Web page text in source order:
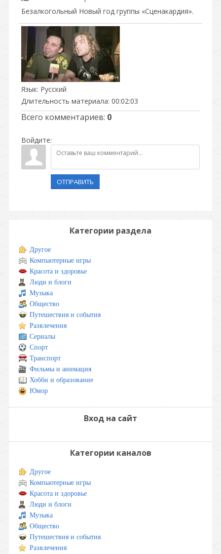
Безалкогольный Новый год группы «Сценакардия».
Язык: Русский
Длительность материала: 00:02:03
Всего комментариев: 0
Войдите:
ОТПРАВИТЬ
Категории раздела
Другое
Компьютерные игры
Красота и здоровье
Люди и блоги
Музыка
Общество
Путешествия и события
Развлечения
Сериалы
Спорт
Транспорт
Фильмы и анимация
Хобби и образование
Юмор
Вход на сайт
Категории каналов
Другое
Компьютерные игры
Красота и здоровье
Люди и блоги
Музыка
Общество
Путешествия и события
Развлечения